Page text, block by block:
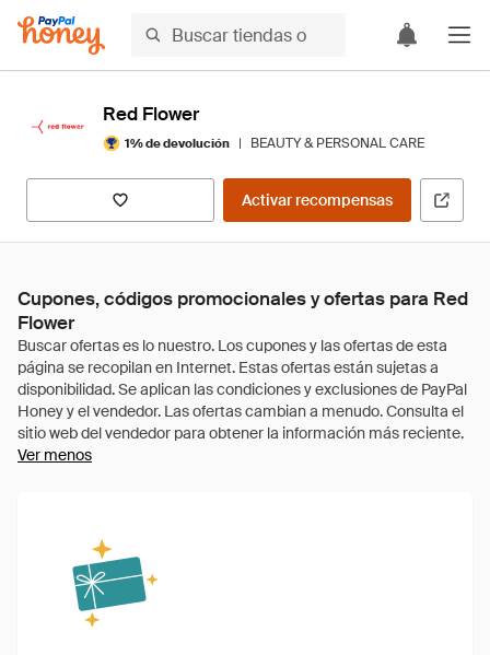
Red Flower
1% de devolución | BEAUTY & PERSONAL CARE
Activar recompensas
Cupones, códigos promocionales y ofertas para Red
Flower
Ver menos